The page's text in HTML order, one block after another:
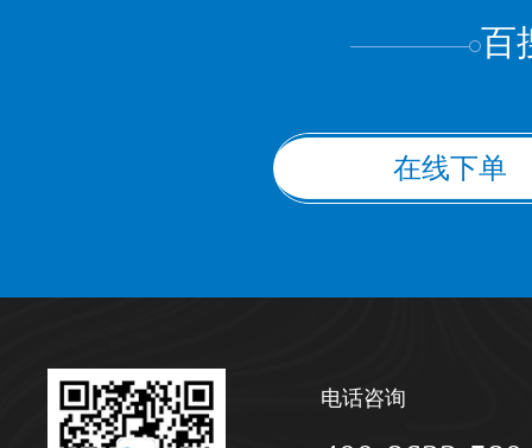
百
在线下单
电话咨询